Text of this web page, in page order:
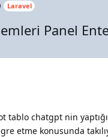
Laravel
Panel
chatgpt nin
etme konusunda